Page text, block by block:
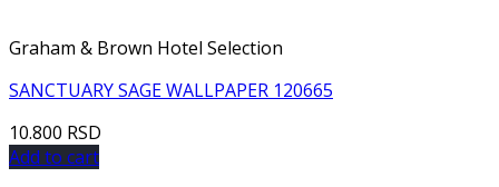
Graham & Brown Hotel Selection
SANCTUARY SAGE WALLPAPER 120665
10.800 RSD
Add to cart